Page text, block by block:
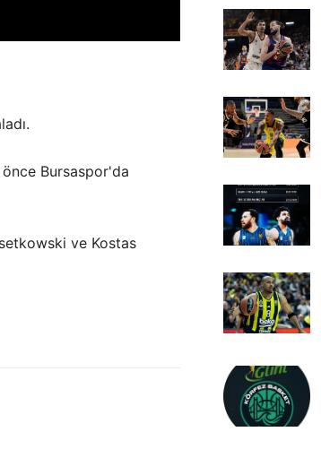
Bursaspor'da
ve Kostas